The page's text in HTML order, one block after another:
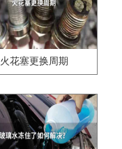
火花塞更换周期